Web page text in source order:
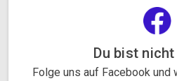
Du bist
Folge uns auf Facebook und